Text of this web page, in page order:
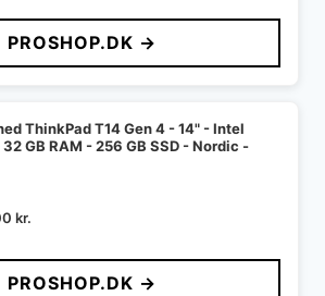
PROSHOP.DK →
ThinkPad T14 Gen 4 - 14" - Intel
GB RAM - 256 GB SSD - Nordic -
kr.
PROSHOP.DK →